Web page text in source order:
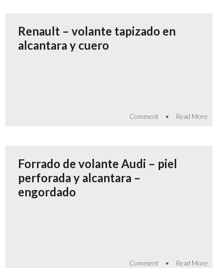
Renault – volante tapizado en
alcantara y cuero
Comment • Read More
Forrado de volante Audi – piel
perforada y alcantara –
engordado
Comment • Read More